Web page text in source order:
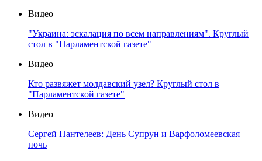
Видео
"Украина: эскалация по всем направлениям". Круглый
стол в "Парламентской газете"
Видео
Кто развяжет молдавский узел? Круглый стол в
"Парламентской газете"
Видео
Сергей Пантелеев: День Супрун и Варфоломеевская
ночь